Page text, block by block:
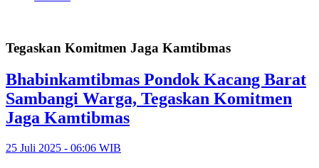
Tegaskan Komitmen Jaga Kamtibmas
Bhabinkamtibmas Pondok Kacang Barat
Sambangi Warga, Tegaskan Komitmen
Jaga Kamtibmas
25 Juli 2025 - 06:06 WIB